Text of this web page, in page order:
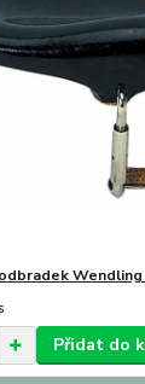
Přidat do